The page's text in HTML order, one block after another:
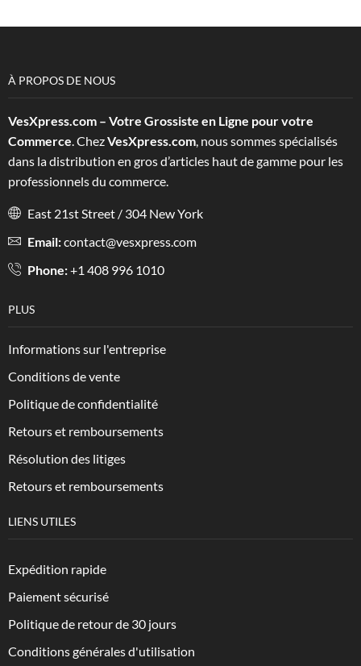
À PROPOS DE NOUS
VesXpress.com – Votre Grossiste en Ligne pour votre
Commerce . ChezVesXpress.com , nous sommes spécialisés
dans la distribution en gros d’articles haut de gamme pour les
professionnels du commerce.
East 21st Street / 304 New York
Email:contact@vesxpress.com
Phone:+1 408 996 1010
PLUS
Informations sur l'entreprise
Conditions de vente
Politique de confidentialité
Retours et remboursements
Résolution des litiges
Retours et remboursements
LIENS UTILES
Expédition rapide
Paiement sécurisé
Politique de retour de 30 jours
Conditions générales d'utilisation